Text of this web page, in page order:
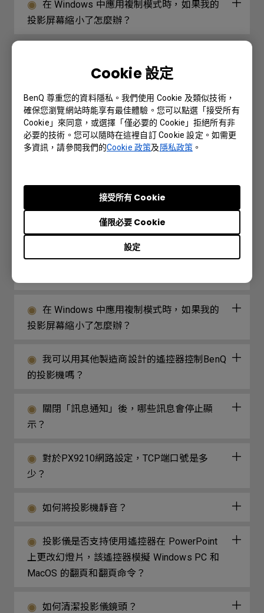
Cookie 設定
BenQ 尊重您的資料隱私。我們使用 Cookie 及類似技術，
確保您瀏覽網站時能享有最佳體驗。您可以點選「接受所有
Cookie」來同意，或選擇「僅必要的 Cookie」拒絕所有非
必要的技術。您可以隨時在這裡自訂 Cookie 設定。如需更
多資訊，請參閱我們的Cookie 政策及 隱私政策。
設定
僅限必要 Cookie
接受所有 Cookie
在 Windows 中應用複制模式時，如果我的
投影屏幕縮小了怎麼辦？
Further Query
投影機的傳輸速率可以更改嗎？
哪些型號的BenQ投影機需要重啟電源？
控器支持的最遠距離是多少？
我的遙控器無法使用，該如何解決？
在觀看藍光 3D 影片時，如何避免 DLP Link
在 Windows 中應用複制模式時，如果我的
投影屏幕縮小了怎麼辦？
我可以用其他製造商設計的遙控器控制BenQ
的投影機嗎？
關閉「訊息通知」後，哪些訊息會停止顯
示？
對於PX9210網路設定，TCP端口號是多
少？
如何將投影機靜音？
投影儀是否支持使用遙控器在 PowerPoint
上更改幻燈片，該遙控器模擬 Windows PC 和
MacOS 的翻頁和翻頁命令？
如何清潔投影儀鏡頭？